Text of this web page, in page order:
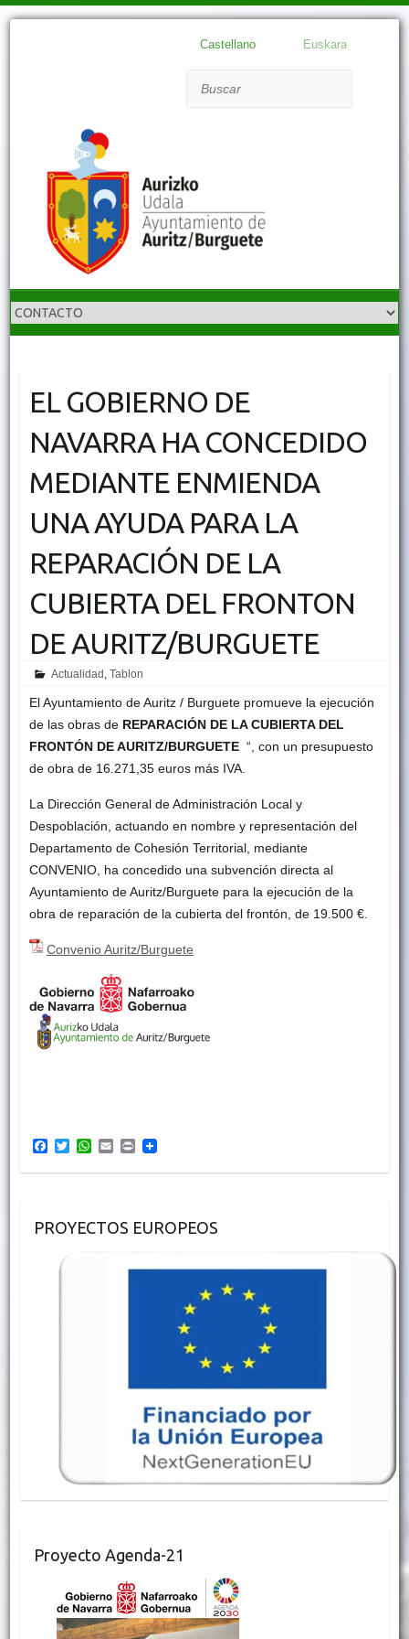
Castellano Euskara
EL GOBIERNO DE
NAVARRA HA CONCEDIDO
MEDIANTE ENMIENDA
UNA AYUDA PARA LA
REPARACIÓN DE LA
CUBIERTA DEL FRONTON
DE AURITZ/BURGUETE
Actualidad ,Tablon
El Ayuntamiento de Auritz / Burguete promueve la ejecución
de las obras de REPARACIÓN DE LA CUBIERTA DEL
FRONTÓN DE AURITZ/BURGUETE“, con un presupuesto
de obra de 16.271,35 euros más IVA.
La Dirección General de Administración Local y
Despoblación, actuando en nombre y representación del
Departamento de Cohesión Territorial, mediante
CONVENIO, ha concedido una subvención directa al
Ayuntamiento de Auritz/Burguete para la ejecución de la
obra de reparación de la cubierta del frontón, de 19.500 €.
Convenio Auritz/Burguete
F
c
o
o
T
i
e
r
W
a
A
p
E
a
P
i
PROYECTOS EUROPEOS
Proyecto Agenda-21